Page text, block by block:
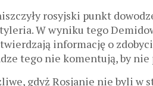
rosyjski punkt
W wyniku tego
informację o
tego nie komentują, by nie
gdyż Rosjanie nie byli w